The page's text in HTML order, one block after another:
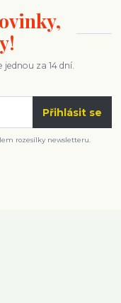
jednou za 14 dní.
Přihlásit se
rozesílky newsletteru.